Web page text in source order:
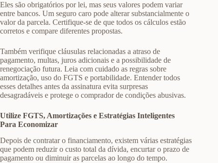
Eles são obrigatórios por lei, mas seus valores podem variar
entre bancos. Um seguro caro pode alterar substancialmente o
valor da parcela. Certifique-se de que todos os cálculos estão
corretos e compare diferentes propostas.
Também verifique cláusulas relacionadas a atraso de
pagamento, multas, juros adicionais e a possibilidade de
renegociação futura. Leia com cuidado as regras sobre
amortização, uso do FGTS e portabilidade. Entender todos
esses detalhes antes da assinatura evita surpresas
desagradáveis e protege o comprador de condições abusivas.
Utilize FGTS, Amortizações e Estratégias Inteligentes
Para Economizar
Depois de contratar o financiamento, existem várias estratégias
que podem reduzir o custo total da dívida, encurtar o prazo de
pagamento ou diminuir as parcelas ao longo do tempo.